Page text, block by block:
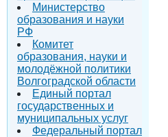
Министерство
образования и науки
РФ
Комитет
образования, науки и
молодёжной политики
Волгоградской области
Единый портал
государственных и
муниципальных услуг
Федеральный портал